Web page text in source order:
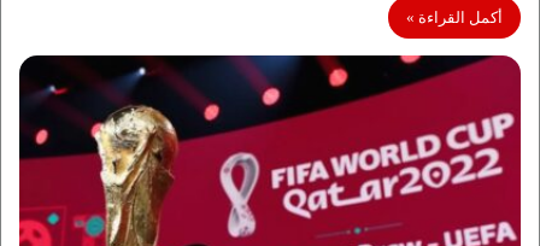
أكمل القراءة »